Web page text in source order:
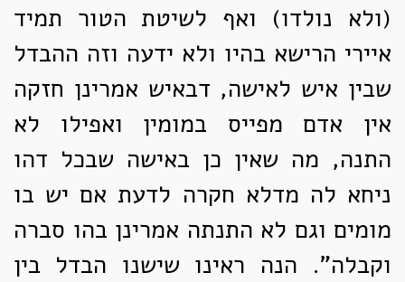
(ולא נולדו) ואף לשיטת הטור תמיד
איירי הרישא בהיו ולא ידעה וזה ההבדל
שבין איש לאישה, דבאיש אמרינן חזקה
אין אדם מפייס במומין ואפילו לא
התנה, מה שאין כן באישה שבכל דהו
ניחא לה מדלא חקרה לדעת אם יש בו
מומים וגם לא התנתה אמרינן בהו סברה
וקבלה". הנה ראינו שישנו הבדל בין